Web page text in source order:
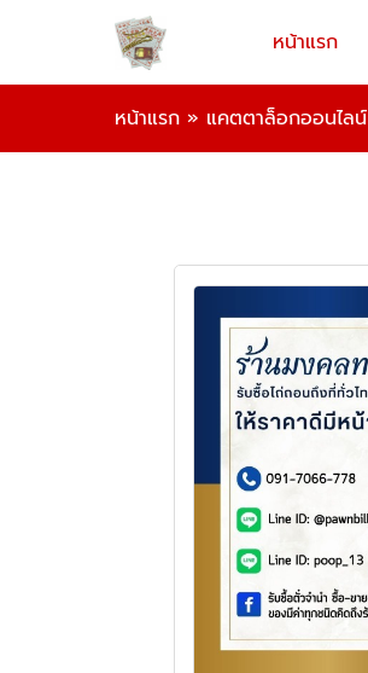
หน้าแรก
หน้าแรก » แคตตาล็อกออนไลน์